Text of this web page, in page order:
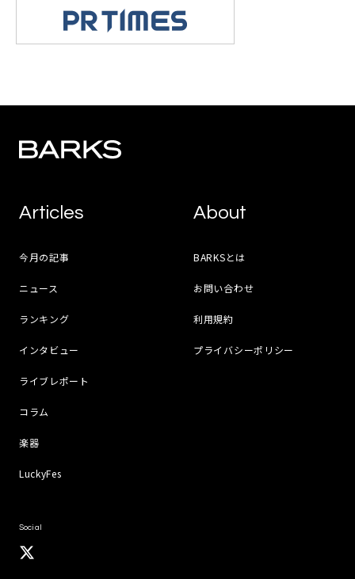
Articles
今月の記事
ニュース
ランキング
インタビュー
ライブレポート
コラム
楽器
LuckyFes
About
BARKSとは
お問い合わせ
利用規約
プライバシーポリシー
Social